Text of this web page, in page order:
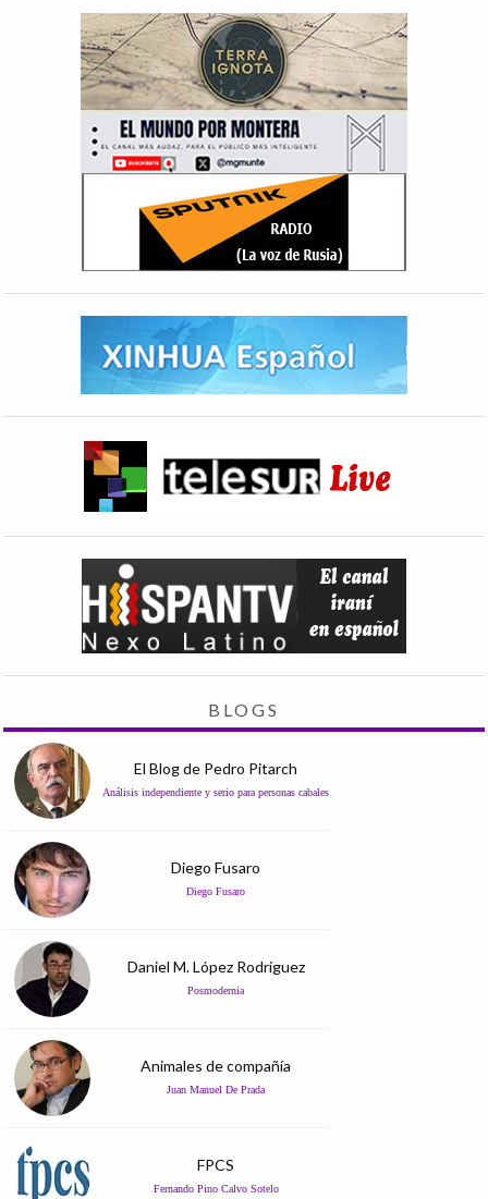
BLOGS
El Blog de Pedro Pitarch
Análisis independiente y serio para personas cabales
Diego Fusaro
Diego Fusaro
Daniel M. López Rodríguez
Posmodernia
Animales de compañía
Juan Manuel De Prada
FPCS
Fernando Pino Calvo Sotelo